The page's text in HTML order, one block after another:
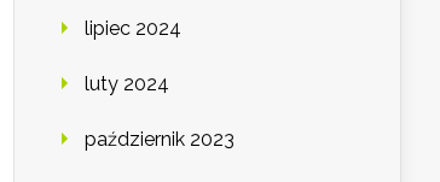
lipiec 2024
luty 2024
październik 2023